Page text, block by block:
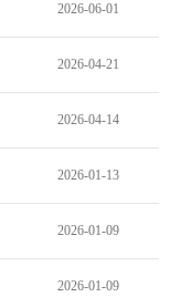
2026-06-01
2026-04-21
2026-04-14
2026-01-13
2026-01-09
2026-01-09